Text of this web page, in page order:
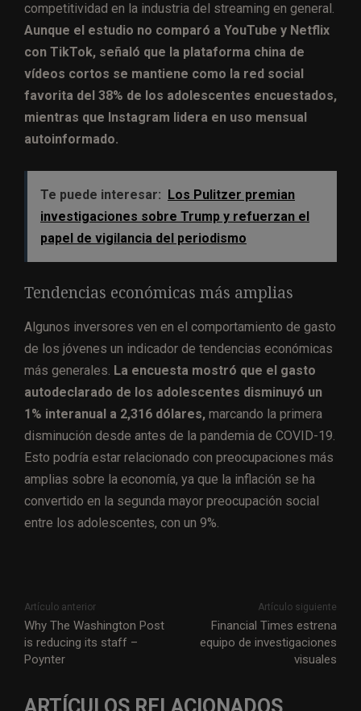
competitividad en la industria del streaming en general.
Aunque el estudio no comparó a YouTube y Netflix
con TikTok, señaló que la plataforma china de
vídeos cortos se mantiene como la red social
favorita del 38% de los adolescentes encuestados,
mientras que Instagram lidera en uso mensual
autoinformado.
Te puede interesar:
Los Pulitzer premian
investigaciones sobre Trump y refuerzan el
papel de vigilancia del periodismo
Tendencias económicas más amplias
Algunos inversores ven en el comportamiento de gasto
de los jóvenes un indicador de tendencias económicas
más generales. La encuesta mostró que el gasto
autodeclarado de los adolescentes disminuyó un
1% interanual a 2,316 dólares, marcando la primera
disminución desde antes de la pandemia de COVID-19.
Esto podría estar relacionado con preocupaciones más
amplias sobre la economía, ya que la inflación se ha
convertido en la segunda mayor preocupación social
entre los adolescentes, con un 9%.
Artículo anterior
Why The Washington Post
is reducing its staff –
Poynter
Artículo siguiente
Financial Times estrena
equipo de investigaciones
visuales